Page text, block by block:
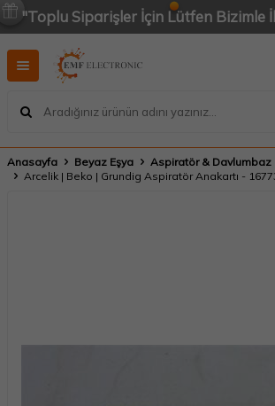
"Toplu Siparişler İçin Lütfen Bizimle
Anasayfa Beyaz Eşya Aspiratör & Davlumbaz
Arcelik | Beko | Grundig Aspiratör Anakartı -